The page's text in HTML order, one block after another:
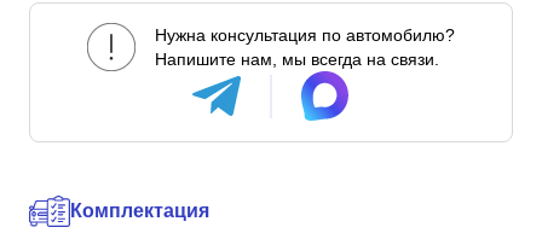
Нужна консультация по автомобилю?
Напишите нам, мы всегда на связи.
Комплектация